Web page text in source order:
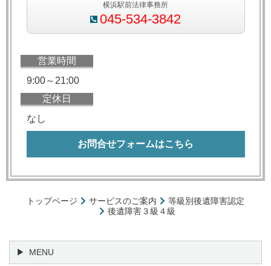
横浜駅前法律事務所
045-534-3842
営業時間
9:00～21:00
定休日
なし
お問合せフォームはこちら
トップページ サービスのご案内
等級別後遺障害認定
後遺障害３級４級
MENU